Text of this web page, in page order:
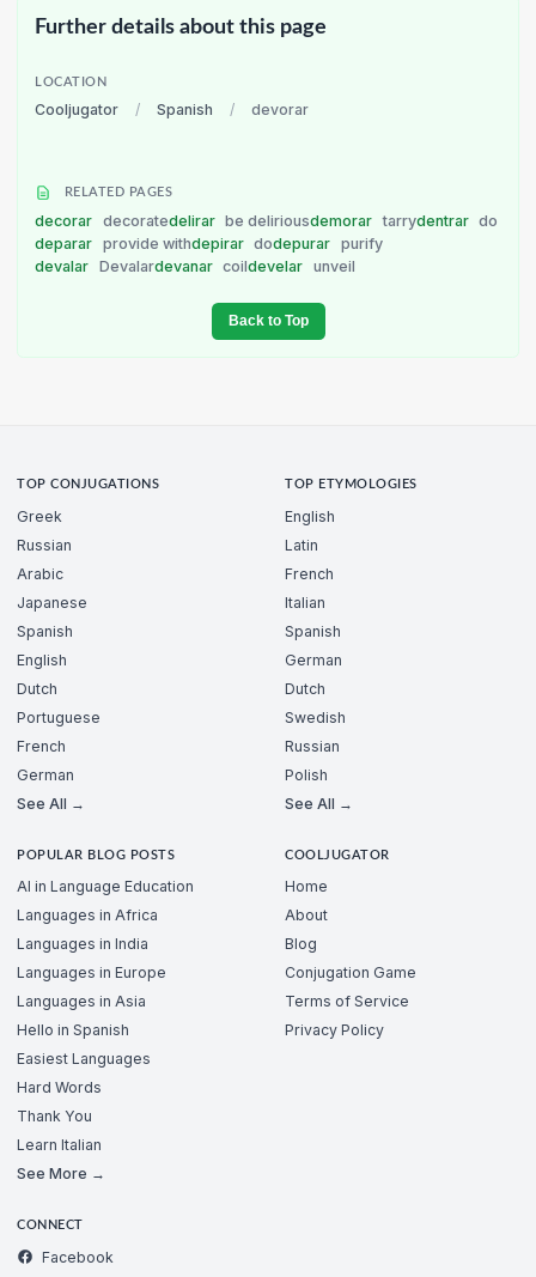
Further details about this page
LOCATION
Cooljugator / Spanish / devorar
RELATED PAGES
decorar decoratedelirar be deliriousdemorar tarrydentrar do
deparar provide withdepirar dodepurar purify
devalar Devalardevanar coildevelar unveil
Back to Top
TOP CONJUGATIONS
Greek
Russian
Arabic
Japanese
Spanish
English
Dutch
Portuguese
French
German
See All →
TOP ETYMOLOGIES
English
Latin
French
Italian
Spanish
German
Dutch
Swedish
Russian
Polish
See All →
POPULAR BLOG POSTS
AI in Language Education
Languages in Africa
Languages in India
Languages in Europe
Languages in Asia
Hello in Spanish
Easiest Languages
Hard Words
Thank You
Learn Italian
See More →
COOLJUGATOR
Home
About
Blog
Conjugation Game
Terms of Service
Privacy Policy
CONNECT
Facebook